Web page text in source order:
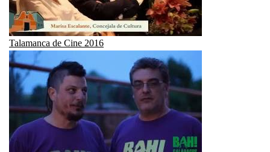
Talamanca de Cine 2016